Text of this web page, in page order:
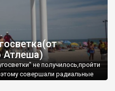
Атлеша)
не получилось,пройти
совершали радиальные